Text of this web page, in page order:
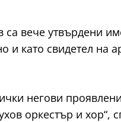
вече утвърдени
и като свидетел на
негови
оркестър и хор“,